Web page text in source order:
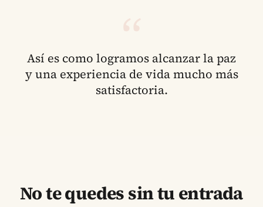
Así es como logramos alcanzar la paz
y una experiencia de vida mucho más
satisfactoria.
No te quedes sin tu entrada